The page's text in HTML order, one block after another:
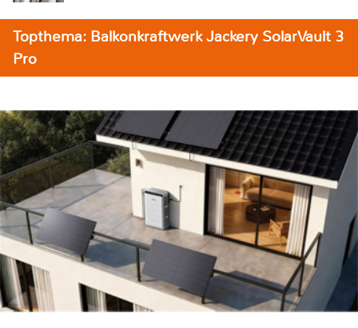
Topthema: Balkonkraftwerk Jackery SolarVault 3
Pro